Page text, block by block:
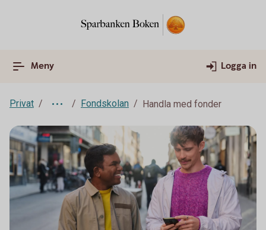
Meny Logga in
Privat Fondskolan Handla med fonder